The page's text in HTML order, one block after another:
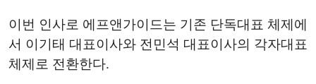
이번 인사로 에프앤가이드는 기존 단독대표 체제에
서 이기태 대표이사와 전민석 대표이사의 각자대표
체제로 전환한다.